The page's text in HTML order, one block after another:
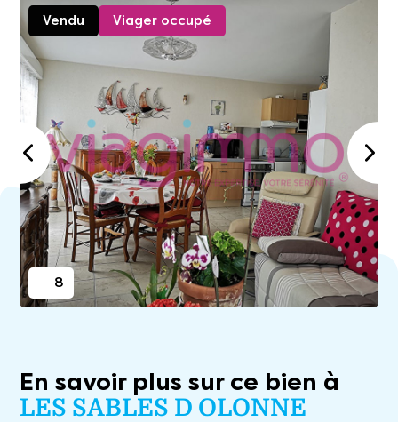
Vendu Viager occupé
8
En savoir plus sur ce bien à
LES SABLES D OLONNE